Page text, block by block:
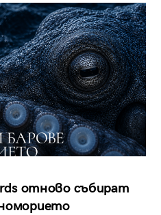
отново събират